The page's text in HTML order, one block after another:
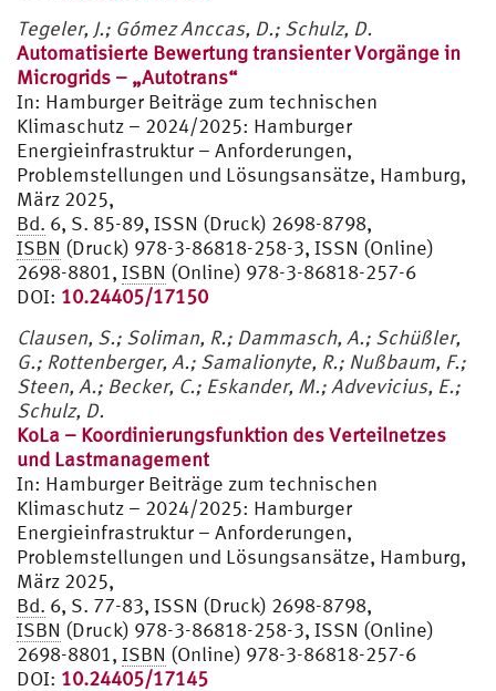
Tegeler, J.; Gómez Anccas, D.; Schulz, D.
Automatisierte Bewertung transienter Vorgänge in
Microgrids – „Autotrans“
In: Hamburger Beiträge zum technischen
Klimaschutz – 2024/2025: Hamburger
Energieinfrastruktur – Anforderungen,
Problemstellungen und Lösungsansätze, Hamburg,
März 2025,
Bd. 6, S. 85-89, ISSN (Druck) 2698-8798,
ISBN (Druck) 978-3-86818-258-3, ISSN (Online)
2698-8801, ISBN (Online) 978-3-86818-257-6
DOI: 10.24405/17150
Clausen, S.; Soliman, R.; Dammasch, A.; Schüßler,
G.; Rottenberger, A.; Samalionyte, R.; Nußbaum, F.;
Steen, A.; Becker, C.; Eskander, M.; Advevicius, E.;
Schulz, D.
KoLa – Koordinierungsfunktion des Verteilnetzes
und Lastmanagement
In: Hamburger Beiträge zum technischen
Klimaschutz – 2024/2025: Hamburger
Energieinfrastruktur – Anforderungen,
Problemstellungen und Lösungsansätze, Hamburg,
März 2025,
Bd. 6, S. 77-83, ISSN (Druck) 2698-8798,
ISBN (Druck) 978-3-86818-258-3, ISSN (Online)
2698-8801, ISBN (Online) 978-3-86818-257-6
DOI: 10.24405/17145